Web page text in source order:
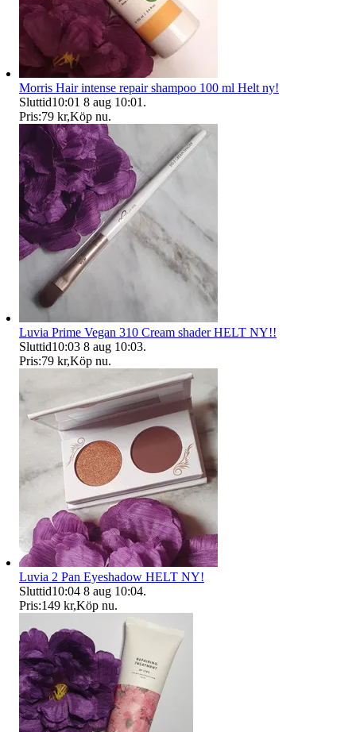
Morris Hair intense repair shampoo 100 ml Helt ny!
Sluttid10:01 8 aug 10:01 .
Pris:79 kr,Köp nu.
Luvia Prime Vegan 310 Cream shader HELT NY!!
Sluttid10:03 8 aug 10:03.
Pris:79 kr,Köp nu.
Luvia 2 Pan Eyeshadow HELT NY!
Sluttid10:04 8 aug 10:04.
Pris:149 kr,Köp nu.